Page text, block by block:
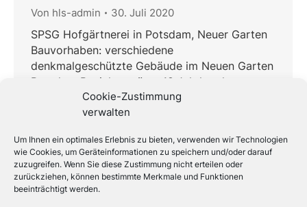
Cookie-Zustimmung
verwalten
Um Ihnen ein optimales Erlebnis zu bieten, verwenden wir Technologien
wie Cookies, um Geräteinformationen zu speichern und/oder darauf
zuzugreifen. Wenn Sie diese Zustimmung nicht erteilen oder
zurückziehen, können bestimmte Merkmale und Funktionen
beeinträchtigt werden.
Von hls-admin 30. Juli 2020
SPSG Hofgärtnerei in Potsdam, Neuer Garten
Bauvorhaben: verschiedene
denkmalgeschützte Gebäude im Neuen Garten
Potsdam Baujahr: spätes 18.Jahrhundert
Bauort: Neuer Garten Potsdam Bauherr: SPSG,
Stiftung Preußischer Schlösser und Gärten
Gesamtbaukosten: ca. 1.500.000 Euro
Maßnahmen Haus 1: Komplettsanierung
Heizung, Sanitär und Elektro des Wohnhauses
Maßnahmen Kutscherhaus: Komplettsanierung